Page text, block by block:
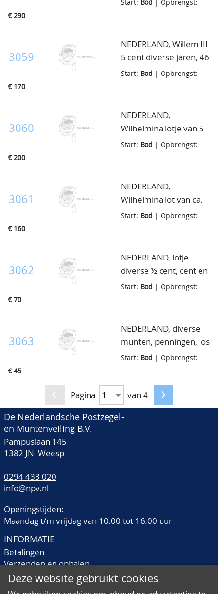
Start: Bod | Opbrengst:
€ 290
3059
NEDERLAND, Willem III
5 cent diverse jaren, 46
stuks, in klein doosje
Start: Bod | Opbrengst:
€ 170
3060
NEDERLAND,
Wilhelmina lotje van 5
cent 1907-1909, ca.30
Start: Bod | Opbrengst:
€ 200
3061
NEDERLAND,
Wilhelmina lot van ca.
109 halve guldens, in
Start: Bod | Opbrengst:
€ 160
3062
NEDERLAND, lotje
diverse ½ cent, cent en
10 cent etc., in totaal
Start: Bod | Opbrengst:
€ 70
3063
NEDERLAND, diverse
munten, penningen, los
en enkele cassettes, in
Start: Bod | Opbrengst:
€ 45
Pagina van 4
De Nederlandsche Postzegel-
en Muntenveiling B.V.
Pampuslaan 145
1382 JN Weesp
0294 433 020
info@npv.nl
Openingstijden:
Maandag t/m vrijdag van 10.00 tot 16.00 uur
INFORMATIE
Betalingen
Verzenden en ophalen
Veilingtermen
Deze website gebruikt cookies